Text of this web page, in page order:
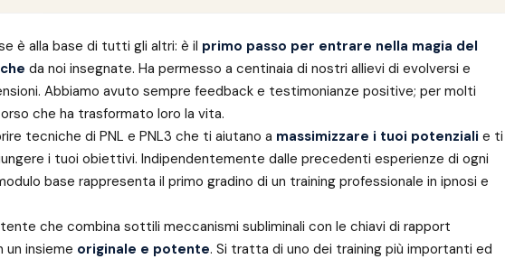
è alla base di tutti gli altri: è il primo passo per entrare nella magia del
da noi insegnate. Ha permesso a centinaia di nostri allievi di evolversi e
Abbiamo avuto sempre feedback e testimonianze positive; per molti
che ha trasformato loro la vita.
tecniche di PNL e PNL3 che ti aiutano a massimizzare i tuoi potenziali e ti
i tuoi obiettivi. Indipendentemente dalle precedenti esperienze di ogni
base rappresenta il primo gradino di un training professionale in ipnosi e
che combina sottili meccanismi subliminali con le chiavi di rapport
un insieme originale e potente. Si tratta di uno dei training più importanti ed